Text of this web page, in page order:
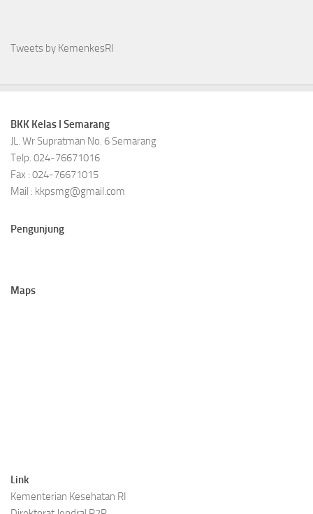
Tweets by KemenkesRI
BKK Kelas I Semarang
JL. Wr Supratman No. 6 Semarang
Telp. 024-76671016
Fax : 024-76671015
Mail : kkpsmg@gmail.com
Pengunjung
Maps
Link
Kementerian Kesehatan RI